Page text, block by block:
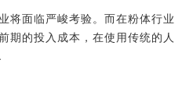
将面临严峻考验。而在粉体行业
期的投入成本，在使用传统的人